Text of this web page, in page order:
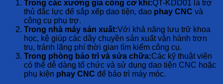
Trong các xưởng gia công cơ khí:QT-KDD01 là trợ
thủ đắc lực để sắp xếp dao tiện, dao phay CNC và
công cụ phụ trợ.
Trong nhà máy sản xuất:Với khả năng lưu trữ khoa
học, kệ giúp các dây chuyền sản xuất vận hành trơn
tru, tránh lãng phí thời gian tìm kiếm công cụ.
Trong phòng bảo trì và sửa chữa:Các kỹ thuật viên
có thể dễ dàng tổ chức và sử dụng dao tiện CNC hoặc
phụ kiện phay CNC để bảo trì máy móc.